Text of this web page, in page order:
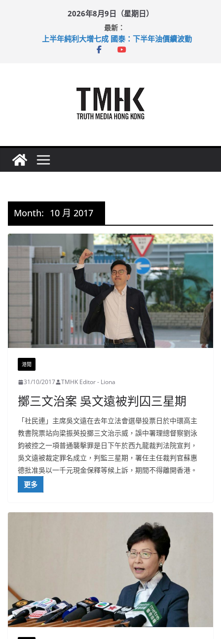
2026年8月9日（星期日）
最新：
上半年純利大增七成 國泰：下半年油價續波動
拜仁熱身賽挫維拉 啟德主場館奪錦標
Month: 10 月 2017
港聞
31/10/2017 TMHK Editor - Liona
擲三文治案 吳文遠被判囚三星期
「社民連」主席吳文遠在去年立法會選舉投票日於中環高主
教書院票站向梁振英投擲三文治示威，誤中署理總督察劉泳
鈞被控之一項普通襲擊罪是日下午於西九龍裁判法院宣判，
吳文遠被裁定罪名成立，判監三星期，署任主任裁判官蘇惠
德批准吳以一千元現金保釋等候上訴，期間不得離開香港。
更多